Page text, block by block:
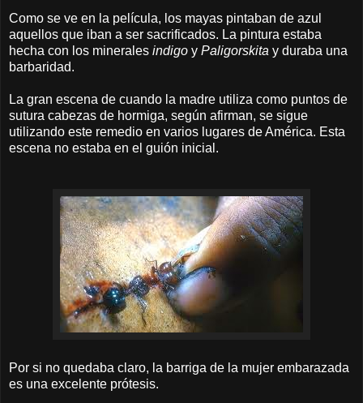
Como se ve en la película, los mayas pintaban de azul
aquellos que iban a ser sacrificados. La pintura estaba
hecha con los minerales indigo y Paligorskita y duraba una
barbaridad.
La gran escena de cuando la madre utiliza como puntos de
sutura cabezas de hormiga, según afirman, se sigue
utilizando este remedio en varios lugares de América. Esta
escena no estaba en el guión inicial.
Por si no quedaba claro, la barriga de la mujer embarazada
es una excelente prótesis.